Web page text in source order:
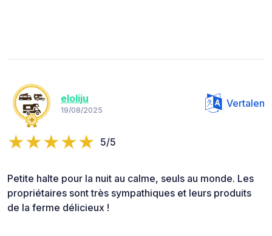
eloliju
19/08/2025
Vertalen
5/5
Petite halte pour la nuit au calme, seuls au monde. Les
propriétaires sont très sympathiques et leurs produits
de la ferme délicieux !